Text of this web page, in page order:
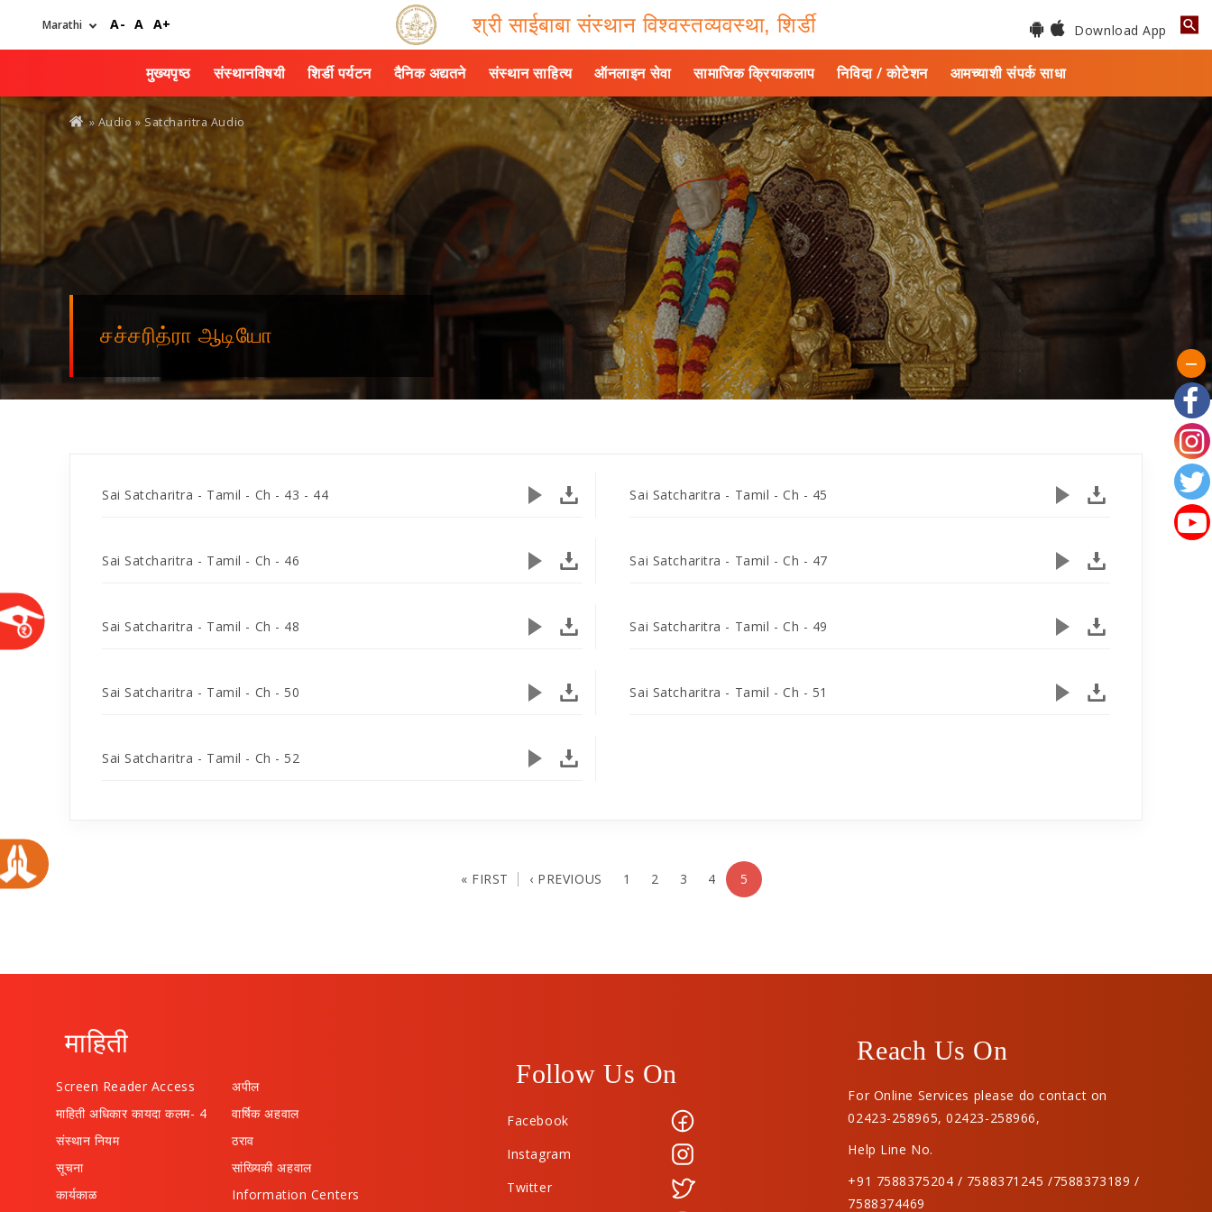
A- A A+ श्री साईबाबा संस्थान विश्वस्तव्यवस्था, शिर्डी Download App
मुख्यपृष्ठ संस्थानविषयी शिर्डी पर्यटन दैनिक अद्यतने संस्थान साहित्य ऑनलाइन सेवा सामाजिक क्रियाकलाप निविदा / कोटेशन आमच्याशी संपर्क साधा
You
are
here
» Audio » Satcharitra Audio
சச்சரித்ரா ஆடியோ
Sai Satcharitra - Tamil - Ch - 43 - 44 Sai Satcharitra - Tamil - Ch - 45
Sai Satcharitra - Tamil - Ch - 46 Sai Satcharitra - Tamil - Ch - 47
Sai Satcharitra - Tamil - Ch - 48 Sai Satcharitra - Tamil - Ch - 49
Sai Satcharitra - Tamil - Ch - 50 Sai Satcharitra - Tamil - Ch - 51
Sai Satcharitra - Tamil - Ch - 52
« FIRST ‹ PREVIOUS 1 2 3 4 5
माहिती
Screen Reader Access
अपील
माहिती अधिकार कायदा कलम- 4
वार्षिक अहवाल
संस्थान नियम
ठराव
सूचना
सांख्यिकी अहवाल
कार्यकाळ
Information Centers
Follow Us On
Facebook
Instagram
Twitter
Reach Us On
For Online Services please do contact on
02423-258965,02423-258966,
Help Line No.
+91 7588375204 / 7588371245 /7588373189 /
7588374469